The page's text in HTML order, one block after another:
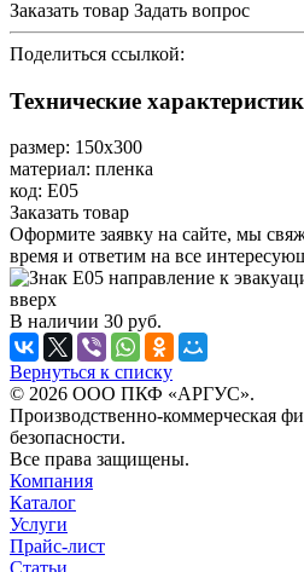
Заказать товар Задать вопрос
Поделиться ссылкой:
Технические
размер: 150х300
материал: пленка
код: Е05
Заказать товар
Оформите заявку на сайте, мы
время и ответим на все
В наличии 30 руб.
Вернуться к списку
© 2026 ООО ПКФ «АРГУС».
Производственно-коммерческая
безопасности.
Все права защищены.
Компания
Каталог
Услуги
Прайс-лист